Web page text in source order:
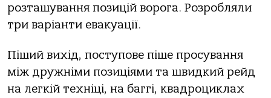
розташування позицій ворога. Розробляли
три варіанти евакуації.
Піший вихід, поступове піше просування
між дружніми позиціями та швидкий рейд
на легкій техніці, на баггі, квадроциклах